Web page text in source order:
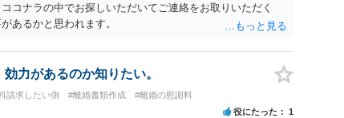
コナラの中でお探しいただいてご連絡をお取りいただく
あるかと思われます。
力があるのか知りたい。
請求したい側 #離婚書類作成 #離婚の慰謝料
役にたった 1